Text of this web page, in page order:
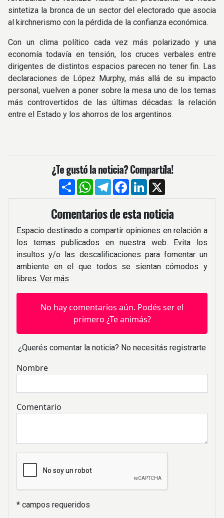
sintetiza la bronca de un sector del electorado que asocia
al kirchnerismo con la pérdida de la confianza económica.
Con un clima político cada vez más polarizado y una
economía todavía en tensión, los cruces verbales entre
dirigentes de distintos espacios parecen no tener fin. Las
declaraciones de López Murphy, más allá de su impacto
personal, vuelven a poner sobre la mesa uno de los temas
más controvertidos de las últimas décadas: la relación
entre el Estado y los ahorros de los argentinos.
¿Te gustó la noticia? Compartíla!
CompartirWhatsApp
TelegramFacebook
LinkedIn
Comentarios de esta noticia
Espacio destinado a compartir opiniones en relación a
los temas publicados en nuestra web. Evita los
insultos y/o las descalificaciones para fomentar un
ambiente en el que todos se sientan cómodos y
libres. Ver más
No hay comentarios aún. Podés ser el
primero ¿Te animás?
¿Querés comentar la noticia? No necesitás registrarte
Nombre
Comentario
* campos requeridos